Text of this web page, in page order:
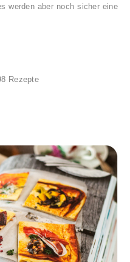
werden aber noch sicher eine
Rezepte